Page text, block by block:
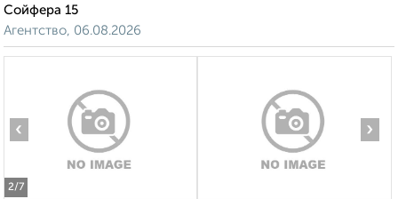
Сойфера 15
Агентство, 06.08.2026
2/7
‹ ›